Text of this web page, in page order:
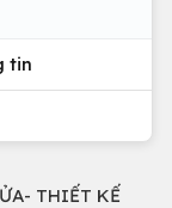
tin
THIẾT KẾ